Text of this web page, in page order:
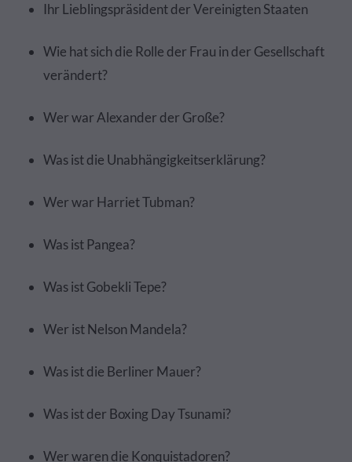
Ihr Lieblingspräsident der Vereinigten Staaten
Wie hat sich die Rolle der Frau in der Gesellschaft
verändert?
Wer war Alexander der Große?
Was ist die Unabhängigkeitserklärung?
Wer war Harriet Tubman?
Was ist Pangea?
Was ist Gobekli Tepe?
Wer ist Nelson Mandela?
Was ist die Berliner Mauer?
Was ist der Boxing Day Tsunami?
Wer waren die Konquistadoren?